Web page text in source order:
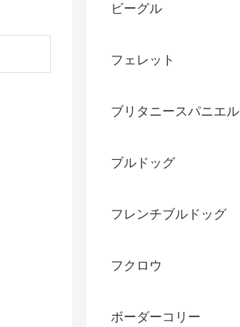
ビーグル
フェレット
ブリタニースパニエル
ブルドッグ
フレンチブルドッグ
フクロウ
ボーダーコリー